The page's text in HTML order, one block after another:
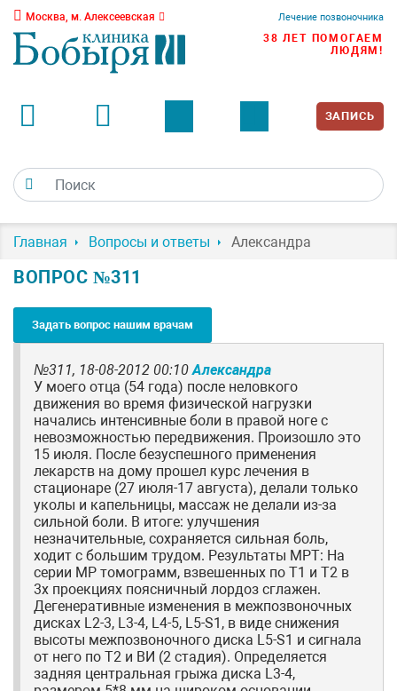
Москва, м. Алексеевская Лечение позвоночника
38 ЛЕТ ПОМОГАЕМ
ЛЮДЯМ!
ЗАПИСЬ
Главная Вопросы и ответы Александра
ВОПРОС №311
Задать вопрос нашим врачам
№311, 18-08-2012 00:10 Александра
У моего отца (54 года) после неловкого
движения во время физической нагрузки
начались интенсивные боли в правой ноге с
невозможностью передвижения. Произошло это
15 июля. После безуспешного применения
лекарств на дому прошел курс лечения в
стационаре (27 июля-17 августа), делали только
уколы и капельницы, массаж не делали из-за
сильной боли. В итоге: улучшения
незначительные, сохраняется сильная боль,
ходит с большим трудом. Результаты МРТ: На
серии МР томограмм, взвешенных по Т1 и Т2 в
3х проекциях поясничный лордоз сглажен.
Дегенеративные изменения в межпозвоночных
дисках L2-3, L3-4, L4-5, L5-S1, в виде снижения
высоты межпозвоночного диска L5-S1 и сигнала
от него по Т2 и ВИ (2 стадия). Определяется
задняя центральная грыжа диска L3-4,